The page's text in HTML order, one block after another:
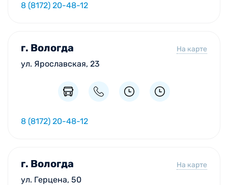
8 (8172) 20-48-12
г. Вологда На карте
ул. Ярославская, 23
8 (8172) 20-48-12
г. Вологда На карте
ул. Герцена, 50